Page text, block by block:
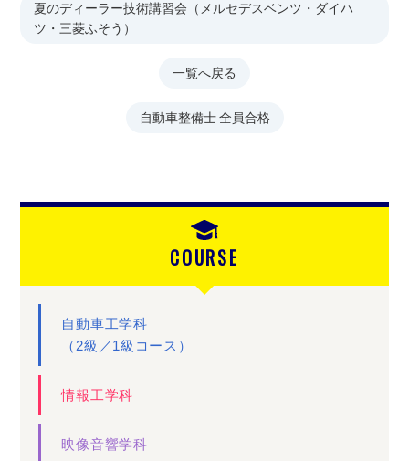
夏のディーラー技術講習会（メルセデスベンツ・ダイハ
ツ・三菱ふそう）
一覧へ戻る
自動車整備士 全員合格
COURSE
自動車工学科
（2級／1級コース）
情報工学科
映像音響学科